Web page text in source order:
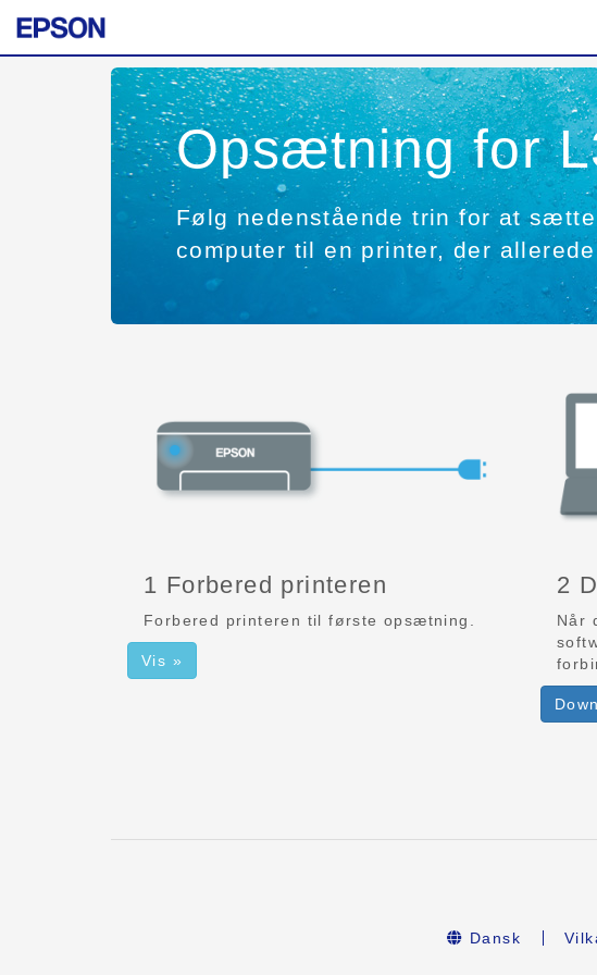
Opsætning for
Følg nedenstående trin for at
computer til en printer, der
1 Forbered printeren
Forbered printeren til første opsætning.
Vis »
2
Når
Dansk